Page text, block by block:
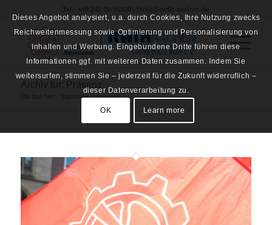
Startseite / Präsenz
Dieses Angebot analysiert, u.a. durch Cookies, Ihre Nutzung zwecks
Reichweitenmessung sowie Optimierung und Personalisierung von
Inhalten und Werbung. Eingebundene Dritte führen diese
Informationen ggf. mit weiteren Daten zusammen. Indem Sie
weitersurfen, stimmen Sie – jederzeit für die Zukunft widerruflich –
dieser Datenverarbeitung zu.
OK Learn more